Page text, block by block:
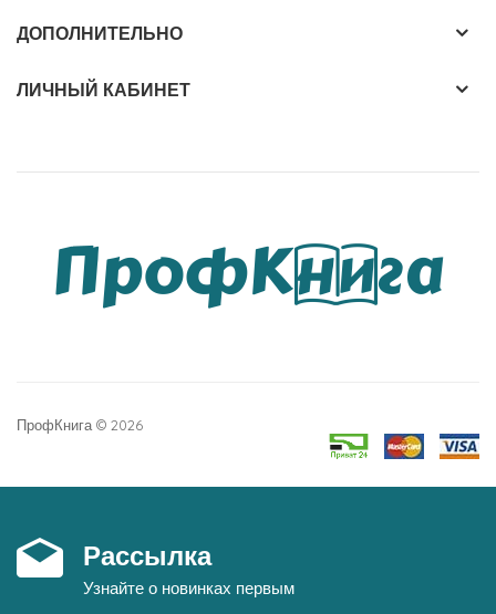
ДОПОЛНИТЕЛЬНО
ЛИЧНЫЙ КАБИНЕТ
ПрофКнига © 2026
Рассылка
Узнайте о новинках первым